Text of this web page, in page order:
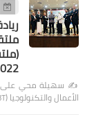
الأعمال والتكنولوجيا (LBT) ملتقى مستقبل سوق العمل (ملت…